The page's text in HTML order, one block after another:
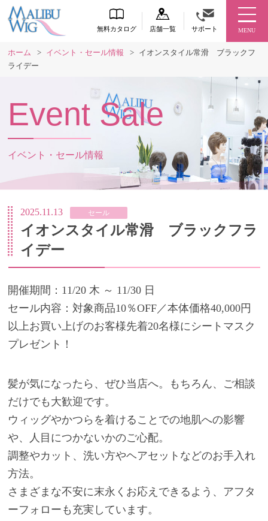
無料カタログ 店舗一覧 サポート MENU
ホーム > イベント・セール情報 > イオンスタイル常滑 ブラックフ
ライデー
Event Sale
イベント・セール情報
2025.11.13 セール
イオンスタイル常滑 ブラックフラ
イデー
開催期間：11/20 木 ～ 11/30 日
セール内容：対象商品10％OFF／本体価格40,000円
以上お買い上げのお客様先着20名様にシートマスク
プレゼント！
髪が気になったら、ぜひ当店へ。もちろん、ご相談
だけでも大歓迎です。
ウィッグやかつらを着けることでの地肌への影響
や、人目につかないかのご心配。
調整やカット、洗い方やヘアセットなどのお手入れ
方法。
さまざまな不安に末永くお応えできるよう、アフタ
ーフォローも充実しています。